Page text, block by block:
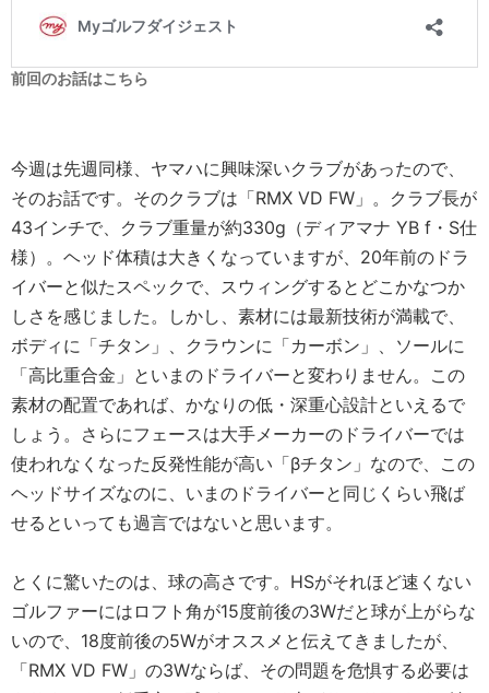
前回のお話はこちら
今週は先週同様、ヤマハに興味深いクラブがあったので、
そのお話です。そのクラブは「RMX VD FW」。クラブ長が
43インチで、クラブ重量が約330g（ディアマナ YB f・S仕
様）。ヘッド体積は大きくなっていますが、20年前のドラ
イバーと似たスペックで、スウィングするとどこかなつか
しさを感じました。しかし、素材には最新技術が満載で、
ボディに「チタン」、クラウンに「カーボン」、ソールに
「高比重合金」といまのドライバーと変わりません。この
素材の配置であれば、かなりの低・深重心設計といえるで
しょう。さらにフェースは大手メーカーのドライバーでは
使われなくなった反発性能が高い「βチタン」なので、この
ヘッドサイズなのに、いまのドライバーと同じくらい飛ば
せるといっても過言ではないと思います。
とくに驚いたのは、球の高さです。HSがそれほど速くない
ゴルファーにはロフト角が15度前後の3Wだと球が上がらな
いので、18度前後の5Wがオススメと伝えてきましたが、
「RMX VD FW」の3Wならば、その問題を危惧する必要は